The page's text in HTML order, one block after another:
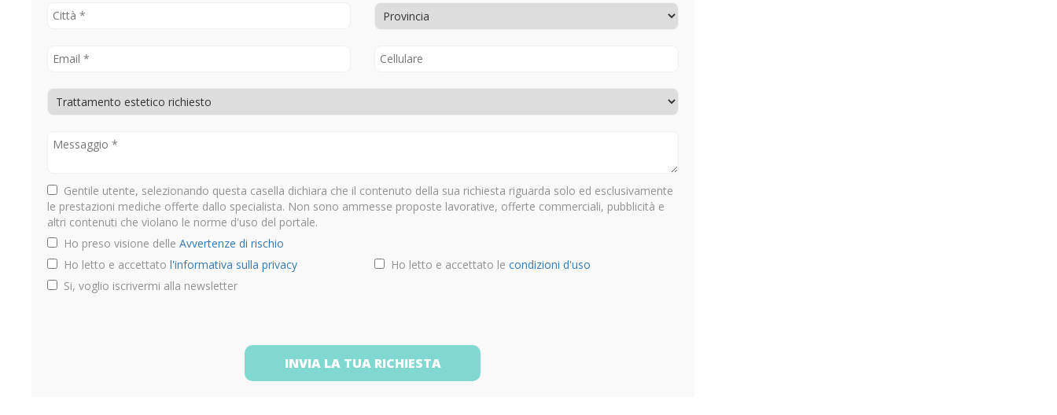
Gentile utente, selezionando questa casella dichiara che il contenuto della sua richiesta riguarda solo ed esclusivamente
le prestazioni mediche offerte dallo specialista. Non sono ammesse proposte lavorative, offerte commerciali, pubblicità e
altri contenuti che violano le norme d'uso del portale.
Ho preso visione delle Avvertenze di rischio
Ho letto e accettato l'informativa sulla privacy Ho letto e accettato lecondizioni d'uso
Si, voglio iscrivermi alla newsletter
INVIA LA TUA RICHIESTA